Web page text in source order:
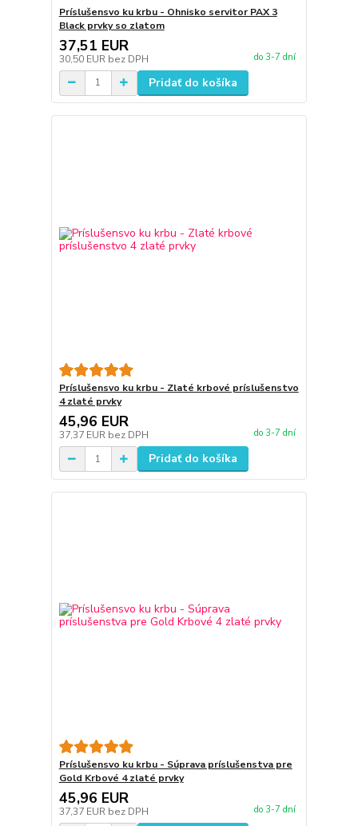
Príslušensvo ku krbu - Ohnisko servitor PAX 3
Black prvky so zlatom
37,51 EUR
30,50 EUR bez DPH do 3-7 dní
Pridať do košíka
Príslušensvo ku krbu - Zlaté krbové príslušenstvo
4 zlaté prvky
45,96 EUR
37,37 EUR bez DPH do 3-7 dní
Pridať do košíka
Príslušensvo ku krbu - Súprava príslušenstva pre
Gold Krbové 4 zlaté prvky
45,96 EUR
37,37 EUR bez DPH do 3-7 dní